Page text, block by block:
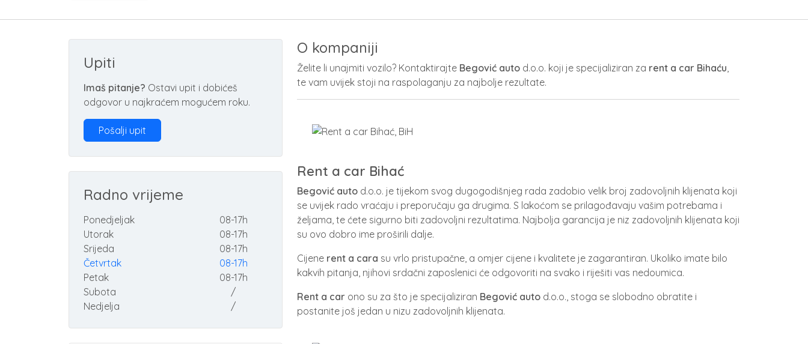
Upiti
Imaš pitanje? Ostavi upit i dobićeš
odgovor u najkraćem mogućem roku.
Pošalji upit
Radno vrijeme
Ponedjeljak
08-17h
Utorak
08-17h
Srijeda
08-17h
Četvrtak
08-17h
Petak
08-17h
Subota
/
Nedjelja
/
O kompaniji
Želite li unajmiti vozilo? Kontaktirajte Begović auto d.o.o. koji je specijaliziran za rent a car Bihaću,
te vam uvijek stoji na raspolaganju za najbolje rezultate.
Rent a car Bihać
Begović auto d.o.o. je tijekom svog dugogodišnjeg rada zadobio velik broj zadovoljnih klijenata koji
se uvijek rado vraćaju i preporučaju ga drugima. S lakoćom se prilagođavaju vašim potrebama i
željama, te ćete sigurno biti zadovoljni rezultatima. Najbolja garancija je niz zadovoljnih klijenata koji
su ovo dobro ime proširili dalje.
Cijene rent a cara su vrlo pristupačne, a omjer cijene i kvalitete je zagarantiran. Ukoliko imate bilo
kakvih pitanja, njihovi srdačni zaposlenici će odgovoriti na svako i riješiti vas nedoumica.
Rent a car ono su za što je specijaliziran Begović auto d.o.o., stoga se slobodno obratite i
postanite još jedan u nizu zadovoljnih klijenata.